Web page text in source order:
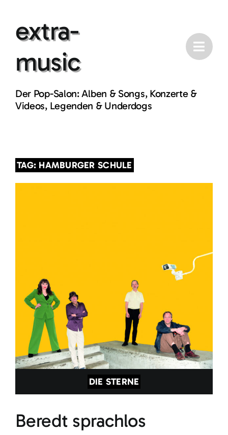
contentextra-
music
Der Pop-Salon: Alben & Songs, Konzerte &
Videos, Legenden & Underdogs
TAG: HAMBURGER SCHULE
DIE STERNE
Beredt sprachlos